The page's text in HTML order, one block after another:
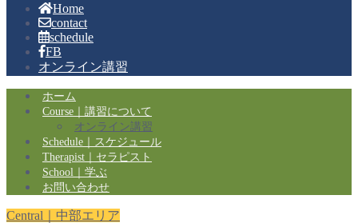
Home
contact
schedule
FB
オンライン講習
ホーム
Course｜講習について
オンライン講習
Schedule｜スケジュール
Therapist｜セラピスト
School｜学ぶ
お問い合わせ
Central｜中部エリア